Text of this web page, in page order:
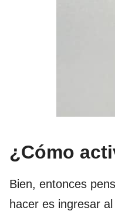
¿Cómo
Bien, entonces
hacer es ingresar